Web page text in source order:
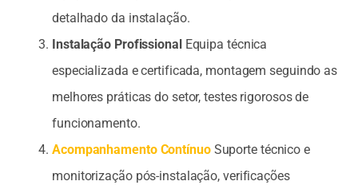
detalhado da instalação.
Instalação ProfissionalEquipa técnica
especializada e certificada, montagem seguindo as
melhores práticas do setor, testes rigorosos de
funcionamento.
Acompanhamento ContínuoSuporte técnico e
monitorização pós-instalação, verificações